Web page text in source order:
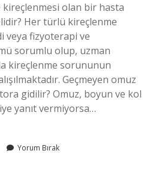
olan bir hasta
Her türlü kireçlenme
veya fizyoterapi ve
sorumlu olup, uzman
kireçlenme sorununun
Geçmeyen omuz
gidilir? Omuz, boyun ve kol
yanıt vermiyorsa…
Yorum Bırak